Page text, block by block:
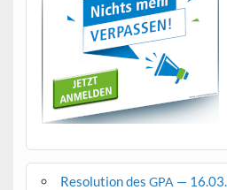
Resolution des GPA —